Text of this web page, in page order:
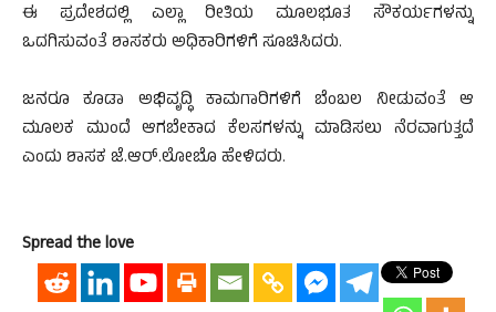
ಈ ಪ್ರದೇಶದಲ್ಲಿ ಎಲ್ಲಾ ರೀತಿಯ ಮೂಲಭೂತ ಸೌಕರ್ಯಗಳನ್ನು
ಒದಗಿಸುವಂತೆ ಶಾಸಕರು ಅಧಿಕಾರಿಗಳಿಗೆ ಸೂಚಿಸಿದರು.
ಜನರೂ ಕೂಡಾ ಅಭಿವೃದ್ಧಿ ಕಾಮಗಾರಿಗಳಿಗೆ ಬೆಂಬಲ ನೀಡುವಂತೆ ಆ
ಮೂಲಕ ಮುಂದೆ ಆಗಬೇಕಾದ ಕೆಲಸಗಳನ್ನು ಮಾಡಿಸಲು ನೆರವಾಗುತ್ತದೆ
ಎಂದು ಶಾಸಕ ಜೆ.ಆರ್.ಲೋಬೊ ಹೇಳಿದರು.
Spread the love